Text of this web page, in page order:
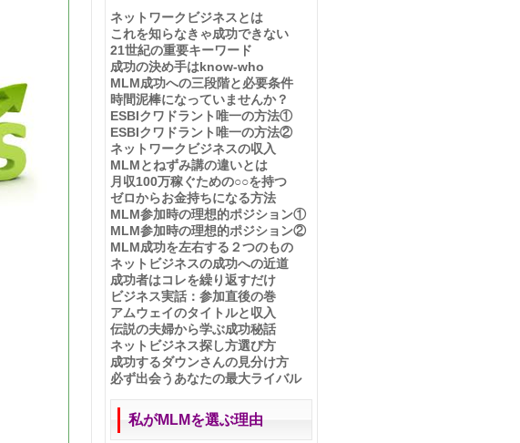
偉大なるロベルトバッジョ
アップ選びの落とし穴
アムウェイのタイトルと収入
1010カーネルサンダース
シングルマザー佳川奈未
私にネットビジネスができる？
会わないMLM成立つの?
PCや文章苦手でも大丈夫？
MLMが嫌われる9つの嘘
本当に稼げるんですか？
どうやって集客するの？
勧誘しないダンケネディ法
子育て卒業！第二章は…
嘘つきは不幸の始まり
無料集客で失敗しない秘訣
あなたの一番のリスクは何？
成功への近道はあるのか？
スカイプで100倍効果！！
本当にあったスゴ～イ話
MLMを変えたキヨサキ氏
ビジネス実話：参加直後の巻
MLM会社の悪口で集客？！
ベガで織姫のように♪
幸せなお金持ちになる方法❤
出来るのにやらないこと
ホントに叶う目標設定とは？
ネットワークビジネスとは
これを知らなきゃ成功できない
21世紀の重要キーワード
成功の決め手はknow-who
MLM成功への三段階と必要条件
時間泥棒になっていませんか？
ESBIクワドラント唯一の方法①
ESBIクワドラント唯一の方法②
ネットワークビジネスの収入
MLMとねずみ講の違いとは
月収100万稼ぐための○○を持つ
ゼロからお金持ちになる方法
MLM参加時の理想的ポジション①
MLM参加時の理想的ポジション②
MLM成功を左右する２つのもの
ネットビジネスの成功への近道
成功者はコレを繰り返すだけ
ビジネス実話：参加直後の巻
アムウェイのタイトルと収入
伝説の夫婦から学ぶ成功秘話
ネットビジネス探し方選び方
成功するダウンさんの見分け方
必ず出会うあなたの最大ライバル
私がMLMを選ぶ理由